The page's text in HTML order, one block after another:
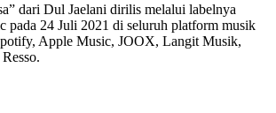
dari Dul Jaelani dirilis melalui labelnya
pada 24 Juli 2021 di seluruh platform musik
Apple Music, JOOX, Langit Musik,